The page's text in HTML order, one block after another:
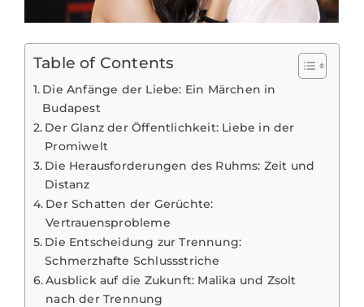
Table of Contents
Die Anfänge der Liebe: Ein Märchen in
Budapest
Der Glanz der Öffentlichkeit: Liebe in der
Promiwelt
Die Herausforderungen des Ruhms: Zeit und
Distanz
Der Schatten der Gerüchte:
Vertrauensprobleme
Die Entscheidung zur Trennung:
Schmerzhafte Schlussstriche
Ausblick auf die Zukunft: Malika und Zsolt
nach der Trennung